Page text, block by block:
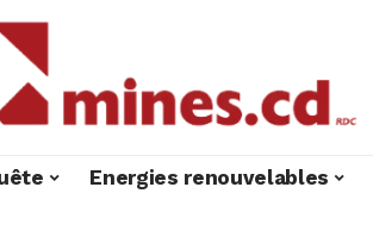
Energies renouvelables